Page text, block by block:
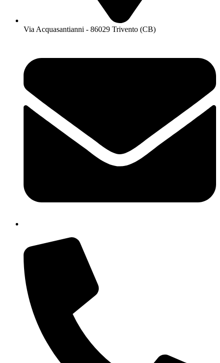
Via Acquasantianni - 86029 Trivento (CB)